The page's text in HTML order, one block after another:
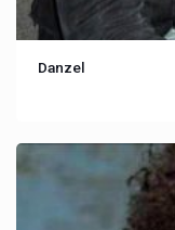
Danzel